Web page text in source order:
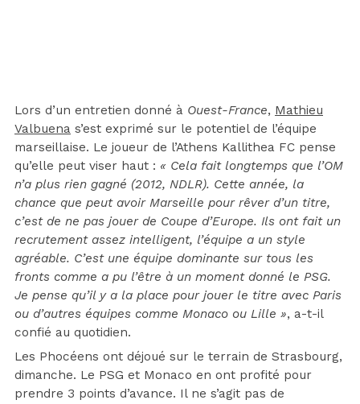
Lors d’un entretien donné à Ouest-France, Mathieu
Valbuena s’est exprimé sur le potentiel de l’équipe
marseillaise. Le joueur de l’Athens Kallithea FC pense
qu’elle peut viser haut : « Cela fait longtemps que l’OM
n’a plus rien gagné (2012, NDLR). Cette année, la
chance que peut avoir Marseille pour rêver d’un titre,
c’est de ne pas jouer de Coupe d’Europe. Ils ont fait un
recrutement assez intelligent, l’équipe a un style
agréable. C’est une équipe dominante sur tous les
fronts comme a pu l’être à un moment donné le PSG.
Je pense qu’il y a la place pour jouer le titre avec Paris
ou d’autres équipes comme Monaco ou Lille », a-t-il
confié au quotidien.
Les Phocéens ont déjoué sur le terrain de Strasbourg,
dimanche. Le PSG et Monaco en ont profité pour
prendre 3 points d’avance. Il ne s’agit pas de